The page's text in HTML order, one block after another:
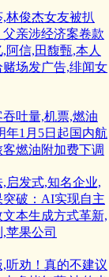
,林俊杰女友被扒
父亲涉经济案卷款
,阿信,田馥甄,本人
赌场发广告,绯闻女
吞吐量,机票,燃油
年1月5日起国内航
客燃油附加费下调
,启发式,知名企业,
突破：AI实现自主
文本生成方式革新,
,苹果公司
,听劝！真的不建议